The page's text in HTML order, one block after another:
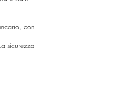
con
sicurezza